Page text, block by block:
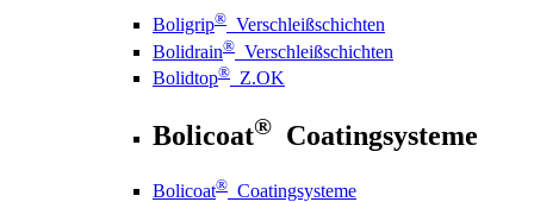
Boligrip® Verschleißschichten
Bolidrain® Verschleißschichten
Bolidtop® Z.OK
Bolicoat® Coatingsysteme
Bolicoat® Coatingsysteme